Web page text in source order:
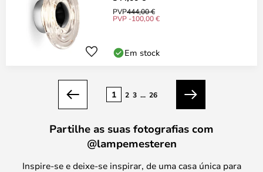
PVP444,00 €
PVP -100,00 €
Em stock
Anterior
1 2 3 ... 26
Seguinte
Partilhe as suas fotografias com
@lampemesteren
Inspire-se e deixe-se inspirar, de uma casa única para